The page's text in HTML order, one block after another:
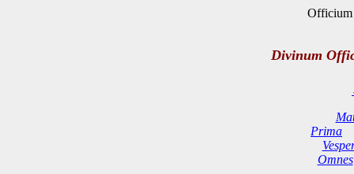
Officium
Divinum
Prima
Omnes